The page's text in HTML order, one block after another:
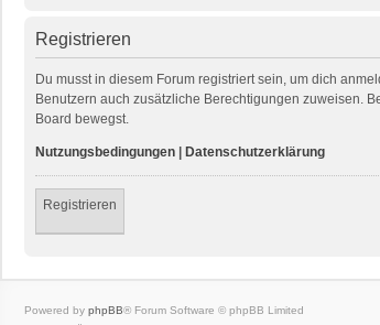
Registrieren
Du musst in diesem Forum registriert sein, um dich
Benutzern auch zusätzliche Berechtigungen zuweisen.
Board bewegst.
Nutzungsbedingungen Datenschutzerklärung
Registrieren
Powered by phpBB® Forum Software © phpBB Limited